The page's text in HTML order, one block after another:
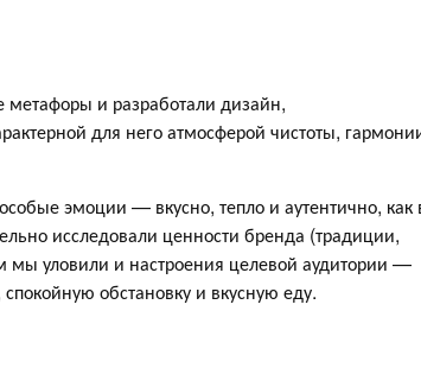
и разработали дизайн,
для него атмосферой чистоты,
эмоции — вкусно, тепло и аутентично, как
исследовали ценности бренда (традиции,
уловили и настроения целевой аудитории —
обстановку и вкусную еду.